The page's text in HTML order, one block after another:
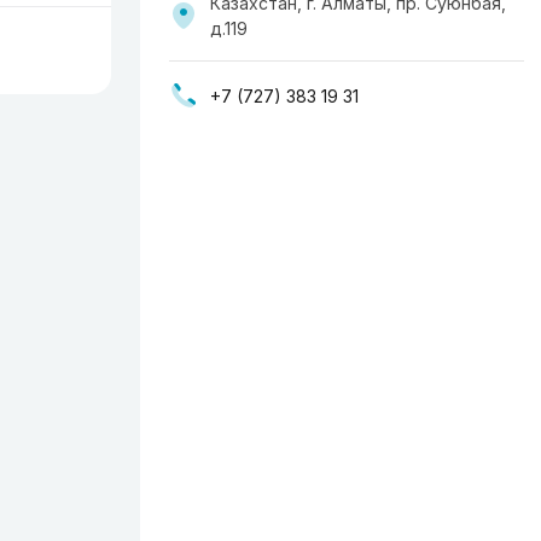
д.119
+7 (727) 383 19 31